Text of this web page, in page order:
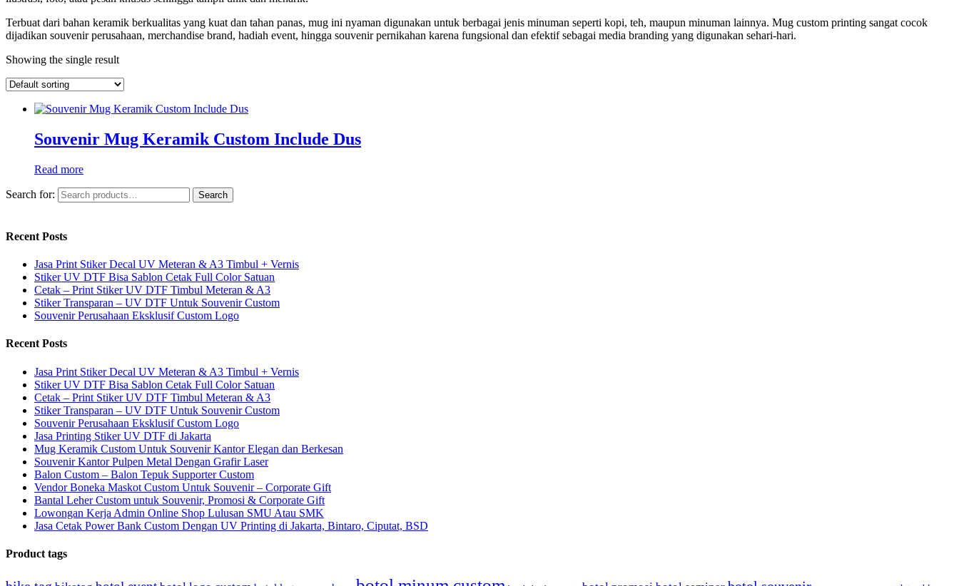
Terbuat dari bahan keramik berkualitas yang kuat dan tahan panas, mug ini nyaman digunakan untuk berbagai jenis minuman seperti kopi, teh, maupun minuman lainnya. Mug custom printing sangat cocok
dijadikan souvenir perusahaan, merchandise brand, hadiah event, hingga souvenir pernikahan karena fungsional dan efektif sebagai media branding yang digunakan sehari-hari.
Showing the single result
Souvenir Mug Keramik Custom Include Dus
Read more
Search for: Search
Recent Posts
Jasa Print Stiker Decal UV Meteran & A3 Timbul + Vernis
Stiker UV DTF Bisa Sablon Cetak Full Color Satuan
Cetak – Print Stiker UV DTF Timbul Meteran & A3
Stiker Transparan – UV DTF Untuk Souvenir Custom
Souvenir Perusahaan Eksklusif Custom Logo
Recent Posts
Jasa Print Stiker Decal UV Meteran & A3 Timbul + Vernis
Stiker UV DTF Bisa Sablon Cetak Full Color Satuan
Cetak – Print Stiker UV DTF Timbul Meteran & A3
Stiker Transparan – UV DTF Untuk Souvenir Custom
Souvenir Perusahaan Eksklusif Custom Logo
Jasa Printing Stiker UV DTF di Jakarta
Mug Keramik Custom Untuk Souvenir Kantor Elegan dan Berkesan
Souvenir Kantor Pulpen Metal Dengan Grafir Laser
Balon Custom – Balon Tepuk Supporter Custom
Vendor Boneka Maskot Custom Untuk Souvenir – Corporate Gift
Bantal Leher Custom untuk Souvenir, Promosi & Corporate Gift
Lowongan Kerja Admin Online Shop Lulusan SMU Atau SMK
Jasa Cetak Power Bank Custom Dengan UV Printing di Jakarta, Bintaro, Ciputat, BSD
Product tags